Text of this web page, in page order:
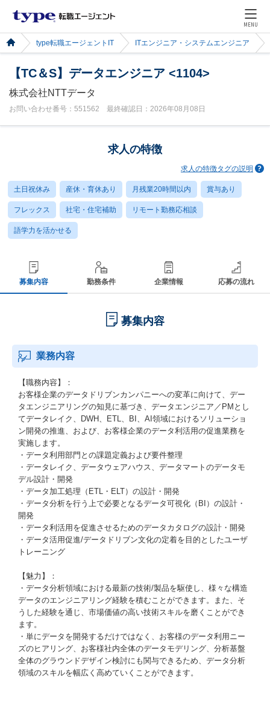
MENU
type転職エージェントIT ITエンジニア・システムエンジニア
【TC＆S】データエンジニア <1104>
株式会社NTTデータ
お問い合わせ番号：551562 最終確認日：2026年08月08日
求人の特徴
求人の特徴タグの説明
土日祝休み 産休・育休あり 月残業20時間以内 賞与あり
フレックス 社宅・住宅補助 リモート勤務応相談
語学力を活かせる
募集内容 勤務条件 企業情報 応募の流れ
募集内容
業務内容
【職務内容】：
お客様企業のデータドリブンカンパニーへの変革に向けて、デー
タエンジニアリングの知見に基づき、データエンジニア／PMとし
てデータレイク、DWH、ETL、BI、AI領域におけるソリューショ
ン開発の推進、および、お客様企業のデータ利活用の促進業務を
実施します。
・データ利用部門との課題定義および要件整理
・データレイク、データウェアハウス、データマートのデータモ
デル設計・開発
・データ加工処理（ETL・ELT）の設計・開発
・データ分析を行う上で必要となるデータ可視化（BI）の設計・
開発
・データ利活用を促進させるためのデータカタログの設計・開発
・データ活用促進/データドリブン文化の定着を目的としたユーザ
トレーニング
【魅力】：
・データ分析領域における最新の技術/製品を駆使し、様々な構造
データのエンジニアリング経験を積むことができます。また、そ
うした経験を通じ、市場価値の高い技術スキルを磨くことができ
ます。
・単にデータを開発するだけではなく、お客様のデータ利用ニー
ズのヒアリング、お客様社内全体のデータモデリング、分析基盤
全体のグラウンドデザイン検討にも関与できるため、データ分析
領域のスキルを幅広く高めていくことができます。